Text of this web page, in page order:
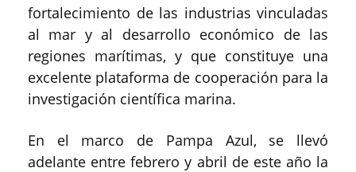
fortalecimiento de las industrias vinculadas
al mar y al desarrollo económico de las
regiones marítimas, y que constituye una
excelente plataforma de cooperación para la
investigación científica marina.
En el marco de Pampa Azul, se llevó
adelante entre febrero y abril de este año la